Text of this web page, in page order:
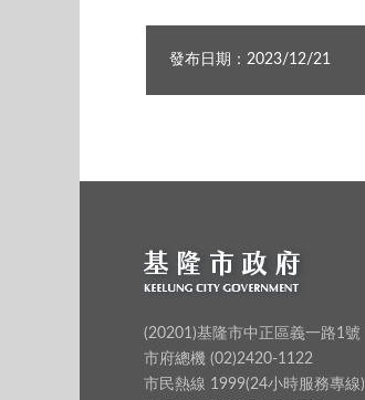
發布日期：2023/12/21
(20201)基隆市中正區義一路1號
市府總機 (02)2420-1122
市民熱線 1999(24小時服務專線)